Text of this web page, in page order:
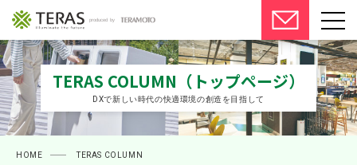
サービス一覧
デバイス
導入事例
TERAS COLUMN（トップページ）
DXで新しい時代の快適環境の創造を目指して
HOME TERAS COLUMN